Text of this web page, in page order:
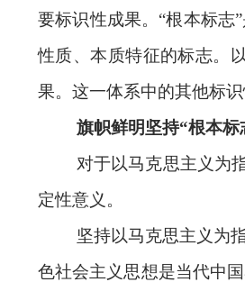
要标识性成果。“根本标志
性质、本质特征的标志。
果。这一体系中的其他标
旗帜鲜明坚持“根本标
对于以马克思主义为
定性意义。
坚持以马克思主义为
色社会主义思想是当代中